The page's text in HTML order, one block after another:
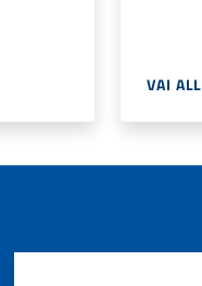
VAI